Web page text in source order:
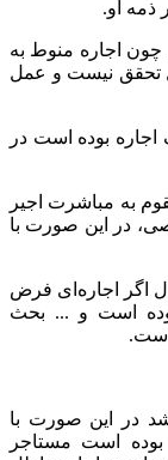
ذمه او.
اجاره منوط به
تحقق نیست و عمل
بوده است در
به مباشرت اجیر
در این صورت با
اگر اجاره‌ای فرض
است و ... بحث
در این صورت با
است مستاجر